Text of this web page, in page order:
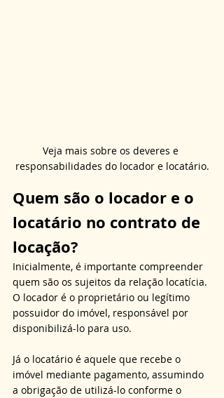
Veja mais sobre os deveres e
responsabilidades do locador e locatário.
Quem são o locador e o
locatário no contrato de
locação?
Inicialmente, é importante compreender
quem são os sujeitos da relação locatícia.
O locador é o proprietário ou legítimo
possuidor do imóvel, responsável por
disponibilizá-lo para uso.
Já o locatário é aquele que recebe o
imóvel mediante pagamento, assumindo
a obrigação de utilizá-lo conforme o